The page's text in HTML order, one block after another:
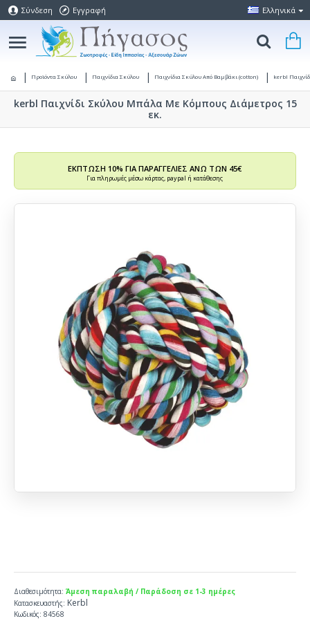
Σύνδεση Εγγραφή Ελληνικά
Προϊόντα Σκύλου Παιχνίδια Σκύλου Παιχνίδια Σκύλου Από Βαμβάκι (cotton) kerbl
kerbl Παιχνίδι Σκύλου Μπάλα Με Κόμπους Διάμετρος 15
εκ.
ΕΚΠΤΩΣΗ 10% ΓΙΑ ΠΑΡΑΓΓΕΛΙΕΣ ΑΝΩ ΤΩΝ 45€
Για πληρωμές μέσω κάρτας, paypal ή κατάθεσης
Διαθεσιμότητα: Άμεση παραλαβή / Παράδοση σε 1-3 ημέρες
Κατασκευαστής: Kerbl
Κωδικός: 84568